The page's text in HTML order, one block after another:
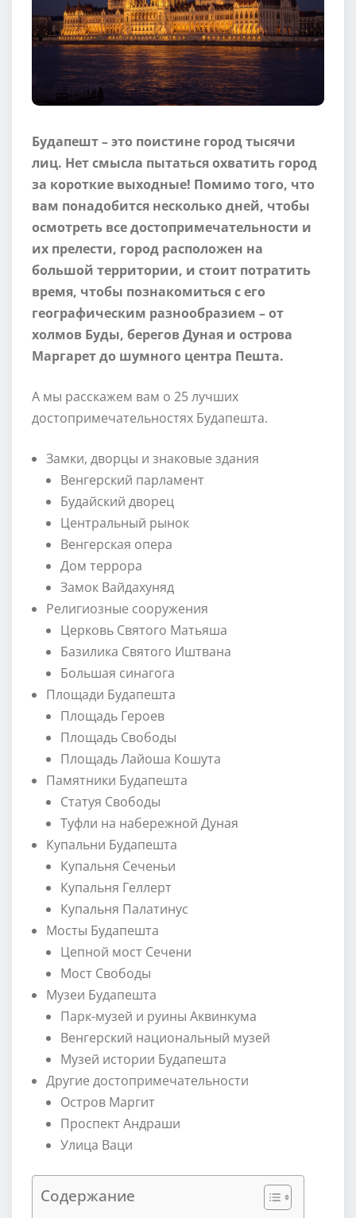
Будапешт – это поистине город тысячи
лиц. Нет смысла пытаться охватить город
за короткие выходные! Помимо того, что
вам понадобится несколько дней, чтобы
осмотреть все достопримечательности и
их прелести, город расположен на
большой территории, и стоит потратить
время, чтобы познакомиться с его
географическим разнообразием – от
холмов Буды, берегов Дуная и острова
Маргарет до шумного центра Пешта.
А мы расскажем вам о 25 лучших
достопримечательностях Будапешта.
Замки, дворцы и знаковые здания
Венгерский парламент
Будайский дворец
Центральный рынок
Венгерская опера
Дом террора
Замок Вайдахуняд
Религиозные сооружения
Церковь Святого Матьяша
Базилика Святого Иштвана
Большая синагога
Площади Будапешта
Площадь Героев
Площадь Свободы
Площадь Лайоша Кошута
Памятники Будапешта
Статуя Свободы
Туфли на набережной Дуная
Купальни Будапешта
Купальня Сеченьи
Купальня Геллерт
Купальня Палатинус
Мосты Будапешта
Цепной мост Сечени
Мост Свободы
Музеи Будапешта
Парк-музей и руины Аквинкума
Венгерский национальный музей
Музей истории Будапешта
Другие достопримечательности
Остров Маргит
Проспект Андраши
Улица Ваци
Содержание